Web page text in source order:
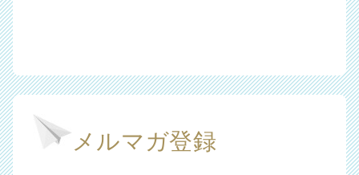
メルマガ登録